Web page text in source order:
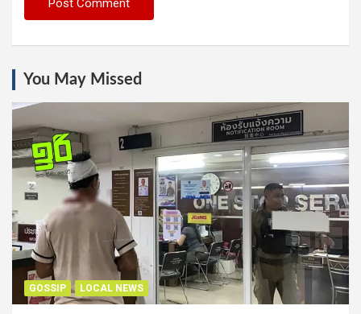
You May Missed
GOSSIP LOCAL NEWS